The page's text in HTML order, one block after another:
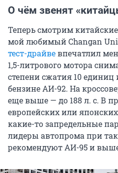
О чём звенят
Теперь смотрим
мой любимый Changan
тест-драйвевпечатлил
1,5-литрового мотора
степени сжатия 10
бензине АИ-92. На
еще выше — до 188 л. с. В
европейских или
какие-то запредельные
лидеры автопрома при
рекомендуют АИ-95 и